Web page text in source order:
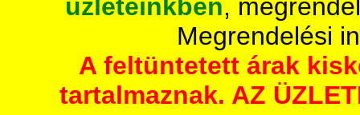
üzleteinkben,
Megrendelési
A feltüntetett árak
tartalmaznak. AZ